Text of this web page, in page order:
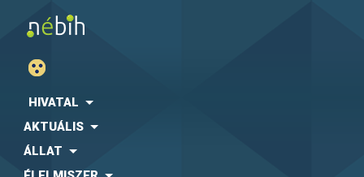
HIVATAL
AKTUÁLIS
ÁLLAT